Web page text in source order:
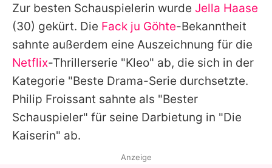
Zur besten Schauspielerin wurde Jella Haase
(30) gekürt. Die Fack ju Göhte-Bekanntheit
sahnte außerdem eine Auszeichnung für die
Netflix-Thrillerserie "Kleo" ab, die sich in der
Kategorie "Beste Drama-Serie durchsetzte.
Philip Froissant sahnte als "Bester
Schauspieler" für seine Darbietung in "Die
Kaiserin" ab.
Anzeige